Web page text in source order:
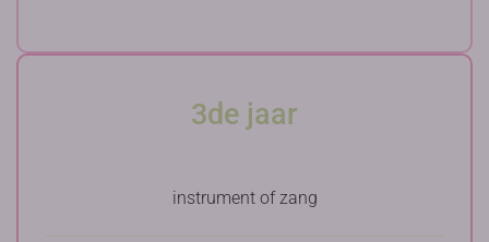
3de jaar
instrument of zang